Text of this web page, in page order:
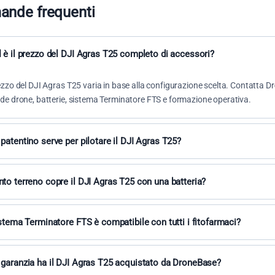
frequenti
è il prezzo del DJI Agras T25 completo di accessori?
del DJI Agras T25 varia in base alla configurazione scelta. Contatta
drone, batterie, sistema Terminatore FTS e formazione operativa.
serve per pilotare il DJI Agras T25?
agricole con DJI Agras T25 è richiesto attestato pilota ENAC
UAS. DroneBase fornisce consulenza per l'iter autorizzativo completo.
terreno copre il DJI Agras T25 con una batteria?
DB800, il DJI Agras T25 copre fino a 15 ettari per carica,
del terreno.
Terminatore FTS è compatibile con tutti i fitofarmaci?
FTS MOC 2511 è compatibile con la maggior parte dei
e consulta il nostro team per configurazioni specifiche.
ha il DJI Agras T25 acquistato da DroneBase?